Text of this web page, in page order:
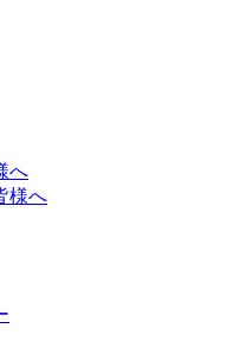
へ
様へ